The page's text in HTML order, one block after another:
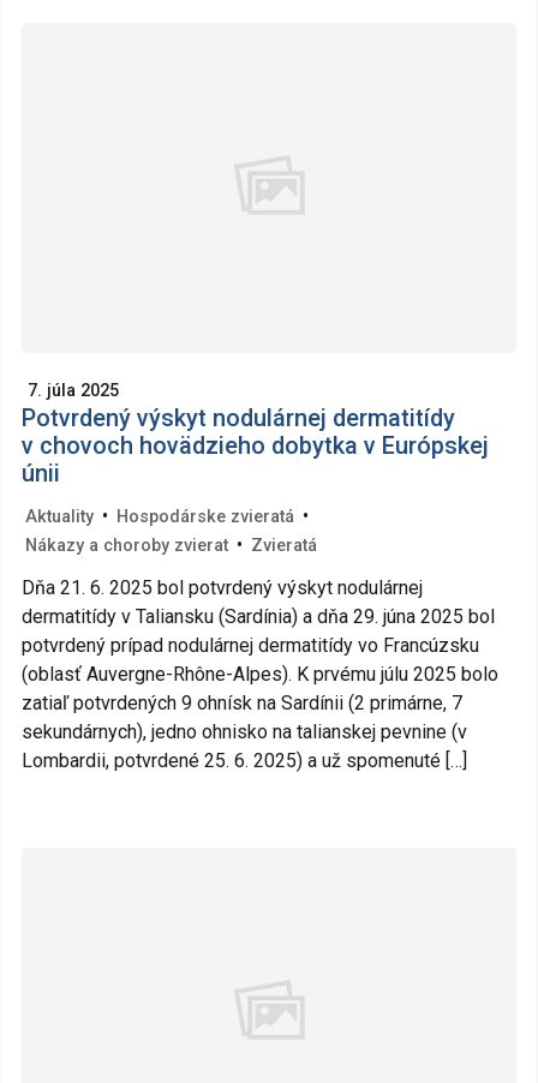
7. júla 2025
Potvrdený výskyt nodulárnej dermatitídy
v chovoch hovädzieho dobytka v Európskej
únii
Aktuality • Hospodárske zvieratá •
Nákazy a choroby zvierat • Zvieratá
Dňa 21. 6. 2025 bol potvrdený výskyt nodulárnej
dermatitídy v Taliansku (Sardínia) a dňa 29. júna 2025 bol
potvrdený prípad nodulárnej dermatitídy vo Francúzsku
(oblasť Auvergne-Rhône-Alpes). K prvému júlu 2025 bolo
zatiaľ potvrdených 9 ohnísk na Sardínii (2 primárne, 7
sekundárnych), jedno ohnisko na talianskej pevnine (v
Lombardii, potvrdené 25. 6. 2025) a už spomenuté […]